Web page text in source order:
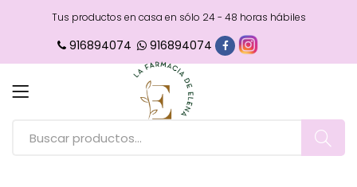
Tus productos en casa en sólo 24 - 48 horas hábiles
916894074 916894074